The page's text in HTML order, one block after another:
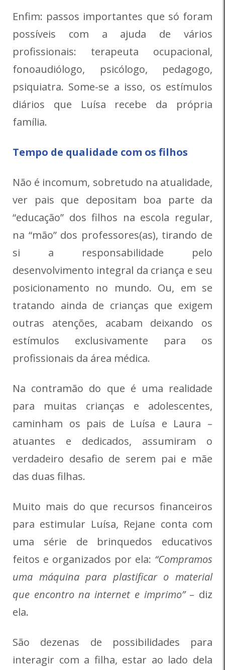
Enfim: passos importantes que só foram
possíveis com a ajuda de vários
profissionais: terapeuta ocupacional,
fonoaudiólogo, psicólogo, pedagogo,
psiquiatra. Some-se a isso, os estímulos
diários que Luísa recebe da própria
família.
Tempo de qualidade com os filhos
Não é incomum, sobretudo na atualidade,
ver pais que depositam boa parte da
“educação” dos filhos na escola regular,
na “mão” dos professores(as), tirando de
si a responsabilidade pelo
desenvolvimento integral da criança e seu
posicionamento no mundo. Ou, em se
tratando ainda de crianças que exigem
outras atenções, acabam deixando os
estímulos exclusivamente para os
profissionais da área médica.
Na contramão do que é uma realidade
para muitas crianças e adolescentes,
caminham os pais de Luísa e Laura –
atuantes e dedicados, assumiram o
verdadeiro desafio de serem pai e mãe
das duas filhas.
Muito mais do que recursos financeiros
para estimular Luísa, Rejane conta com
uma série de brinquedos educativos
feitos e organizados por ela: “Compramos
uma máquina para plastificar o material
que encontro na internet e imprimo”– diz
ela.
São dezenas de possibilidades para
interagir com a filha, estar ao lado dela